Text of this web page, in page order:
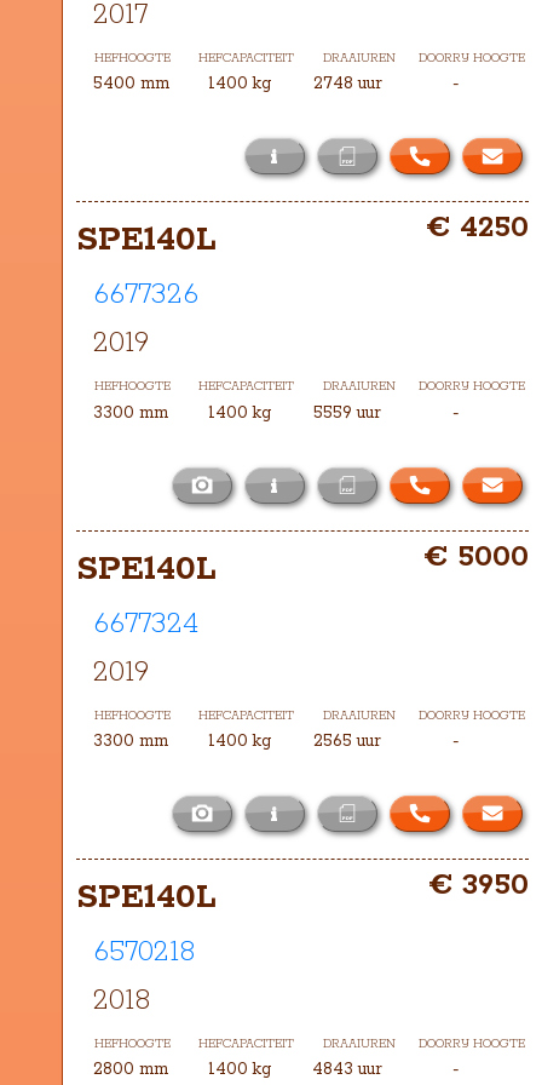
2017
HEFHOOGTE HEFCAPACITEIT DRAAIUREN DOORRIJ HOOGTE
5400 mm 1400 kg 2748 uur -
i
Het masttype bij deze SPE140 is
TXH-5400
SPE140L
6677326
2019
HEFHOOGTE HEFCAPACITEIT DRAAIUREN DOORRIJ HOOGTE
3300 mm 1400 kg 5559 uur -
i
€ 4250
Het masttype bij deze SPE140L is
DXH-3300
SPE140L
6677324
2019
HEFHOOGTE HEFCAPACITEIT DRAAIUREN DOORRIJ HOOGTE
3300 mm 1400 kg 2565 uur -
i
€ 5000
Het masttype bij deze SPE140L is
DXH-3300
SPE140L
6570218
2018
HEFHOOGTE HEFCAPACITEIT DRAAIUREN DOORRIJ HOOGTE
2800 mm 1400 kg 4843 uur -
€ 3950